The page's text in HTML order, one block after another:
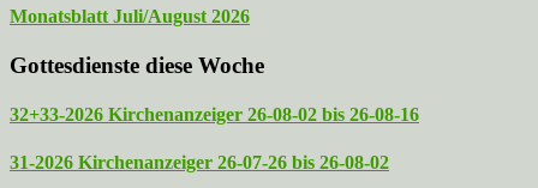
Monatsblatt Juli/August 2026
Gottesdienste diese Woche
32+33-2026 Kirchenanzeiger 26-08-02 bis 26-08-16
31-2026 Kirchenanzeiger 26-07-26 bis 26-08-02